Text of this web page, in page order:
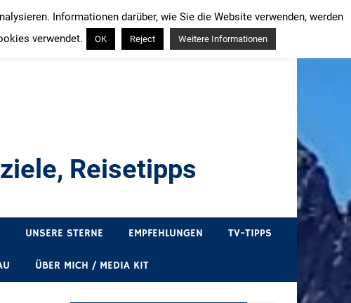
Reisetipps
UNSERE STERNE EMPFEHLUNGEN TV-TIPPS
ÜBER MICH / MEDIA KIT
Informationen darüber, wie Sie die Website verwenden, werden
verwendet.
OK Reject Weitere Informationen